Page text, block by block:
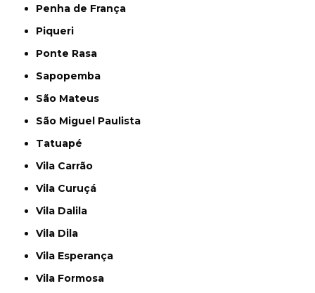
Penha de França
Piqueri
Ponte Rasa
Sapopemba
São Mateus
São Miguel Paulista
Tatuapé
Vila Carrão
Vila Curuçá
Vila Dalila
Vila Dila
Vila Esperança
Vila Formosa